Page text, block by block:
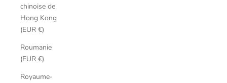
chinoise de
Hong Kong
(EUR €)
Roumanie
(EUR €)
Royaume-